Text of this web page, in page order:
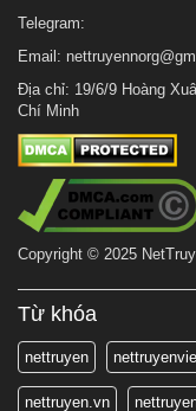
Telegram:
Email:
Địa chỉ: 19/6/9 Hoàng
Chí Minh
Copyright © 2025
Từ khóa
nettruyen
nettruyen.vn